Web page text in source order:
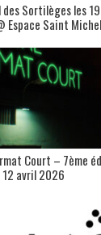
Sortilèges les
Espace Saint Michel
Court – 7ème
avril 2026